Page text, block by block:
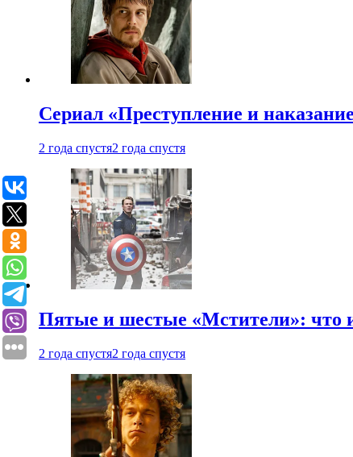
Сериал «Преступление и
2 года спустя2 года спустя
Пятые и шестые «Мстители»: что
2 года спустя2 года спустя